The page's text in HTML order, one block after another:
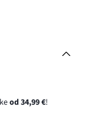
od 34,99 €!